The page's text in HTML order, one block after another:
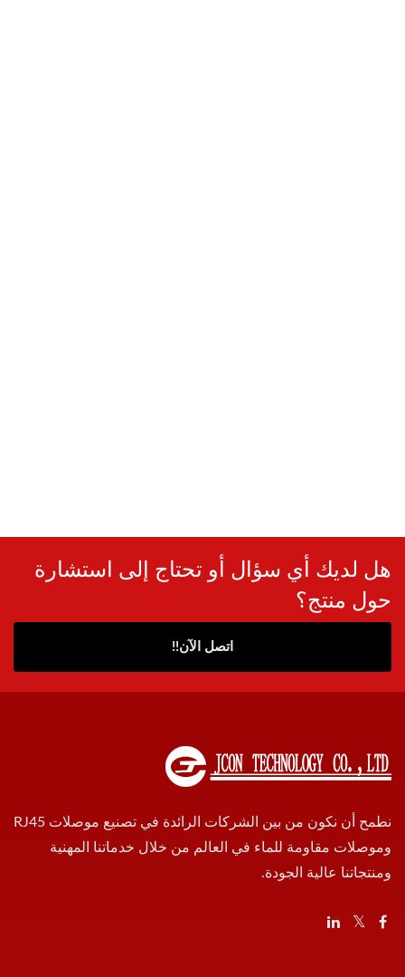
هل لديك أي سؤال أو تحتاج إلى استشارة
حول منتج؟
اتصل الآن!!
نطمح أن نكون من بين الشركات الرائدة في تصنيع موصلات RJ45
وموصلات مقاومة للماء في العالم من خلال خدماتنا المهنية
ومنتجاتنا عالية الجودة.